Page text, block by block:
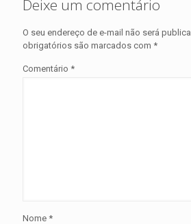
Deixe um comentário
O seu endereço de e-mail não será
obrigatórios são marcados com *
Comentário *
Nome *